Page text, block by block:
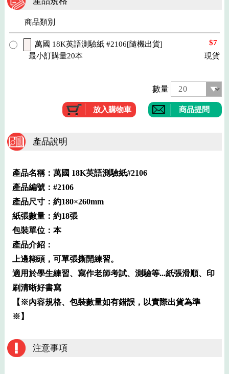
商品類別
萬國 18K英語測驗紙 #2106[隨機出貨]
$7
最小訂購量20本
現貨
數量
商品提問
產品說明
產品名稱：萬國 18K英語測驗紙#2106
產品編號：#2106
產品尺寸：約180×260mm
紙張數量：約18張
包裝單位：本
產品介紹：
上邊糊頭，可單張撕開練習。
適用於學生練習、寫作老師考試、測驗等...紙張滑順、印
刷清晰好書寫
【※內容規格、包裝數量如有錯誤，以實際出貨為準
※】
注意事項